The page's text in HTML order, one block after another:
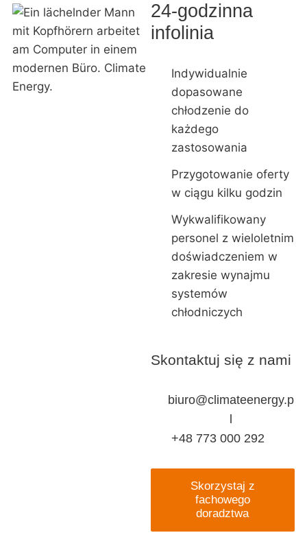
24-godzinna
infolinia
Indywidualnie
dopasowane
chłodzenie do
każdego
zastosowania
Przygotowanie oferty
w ciągu kilku godzin
Wykwalifikowany
personel z wieloletnim
doświadczeniem w
zakresie wynajmu
systemów
chłodniczych
Skontaktuj się z nami
biuro@climateenergy.p
l
+48 773 000 292
Skorzystaj z
fachowego
doradztwa